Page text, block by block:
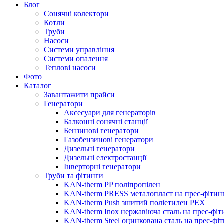
Блог
Сонячні колектори
Котли
Труби
Насоси
Системи управління
Системи опалення
Теплові насоси
Фото
Каталог
Завантажити прайси
Генератори
Аксесуари для генераторів
Балконні сонячні станції
Бензинові генератори
Газобензинові генератори
Дизельні генератори
Дизельні електростанції
Інверторні генератори
Труби та фітинги
KAN-therm PP поліпропілен
KAN-therm PRESS металопласт на прес-
KAN-therm Push зшитий поліетилен PEX
KAN-therm Inox нержавіюча сталь на прес-
KAN-therm Steel оцинкована сталь на прес-